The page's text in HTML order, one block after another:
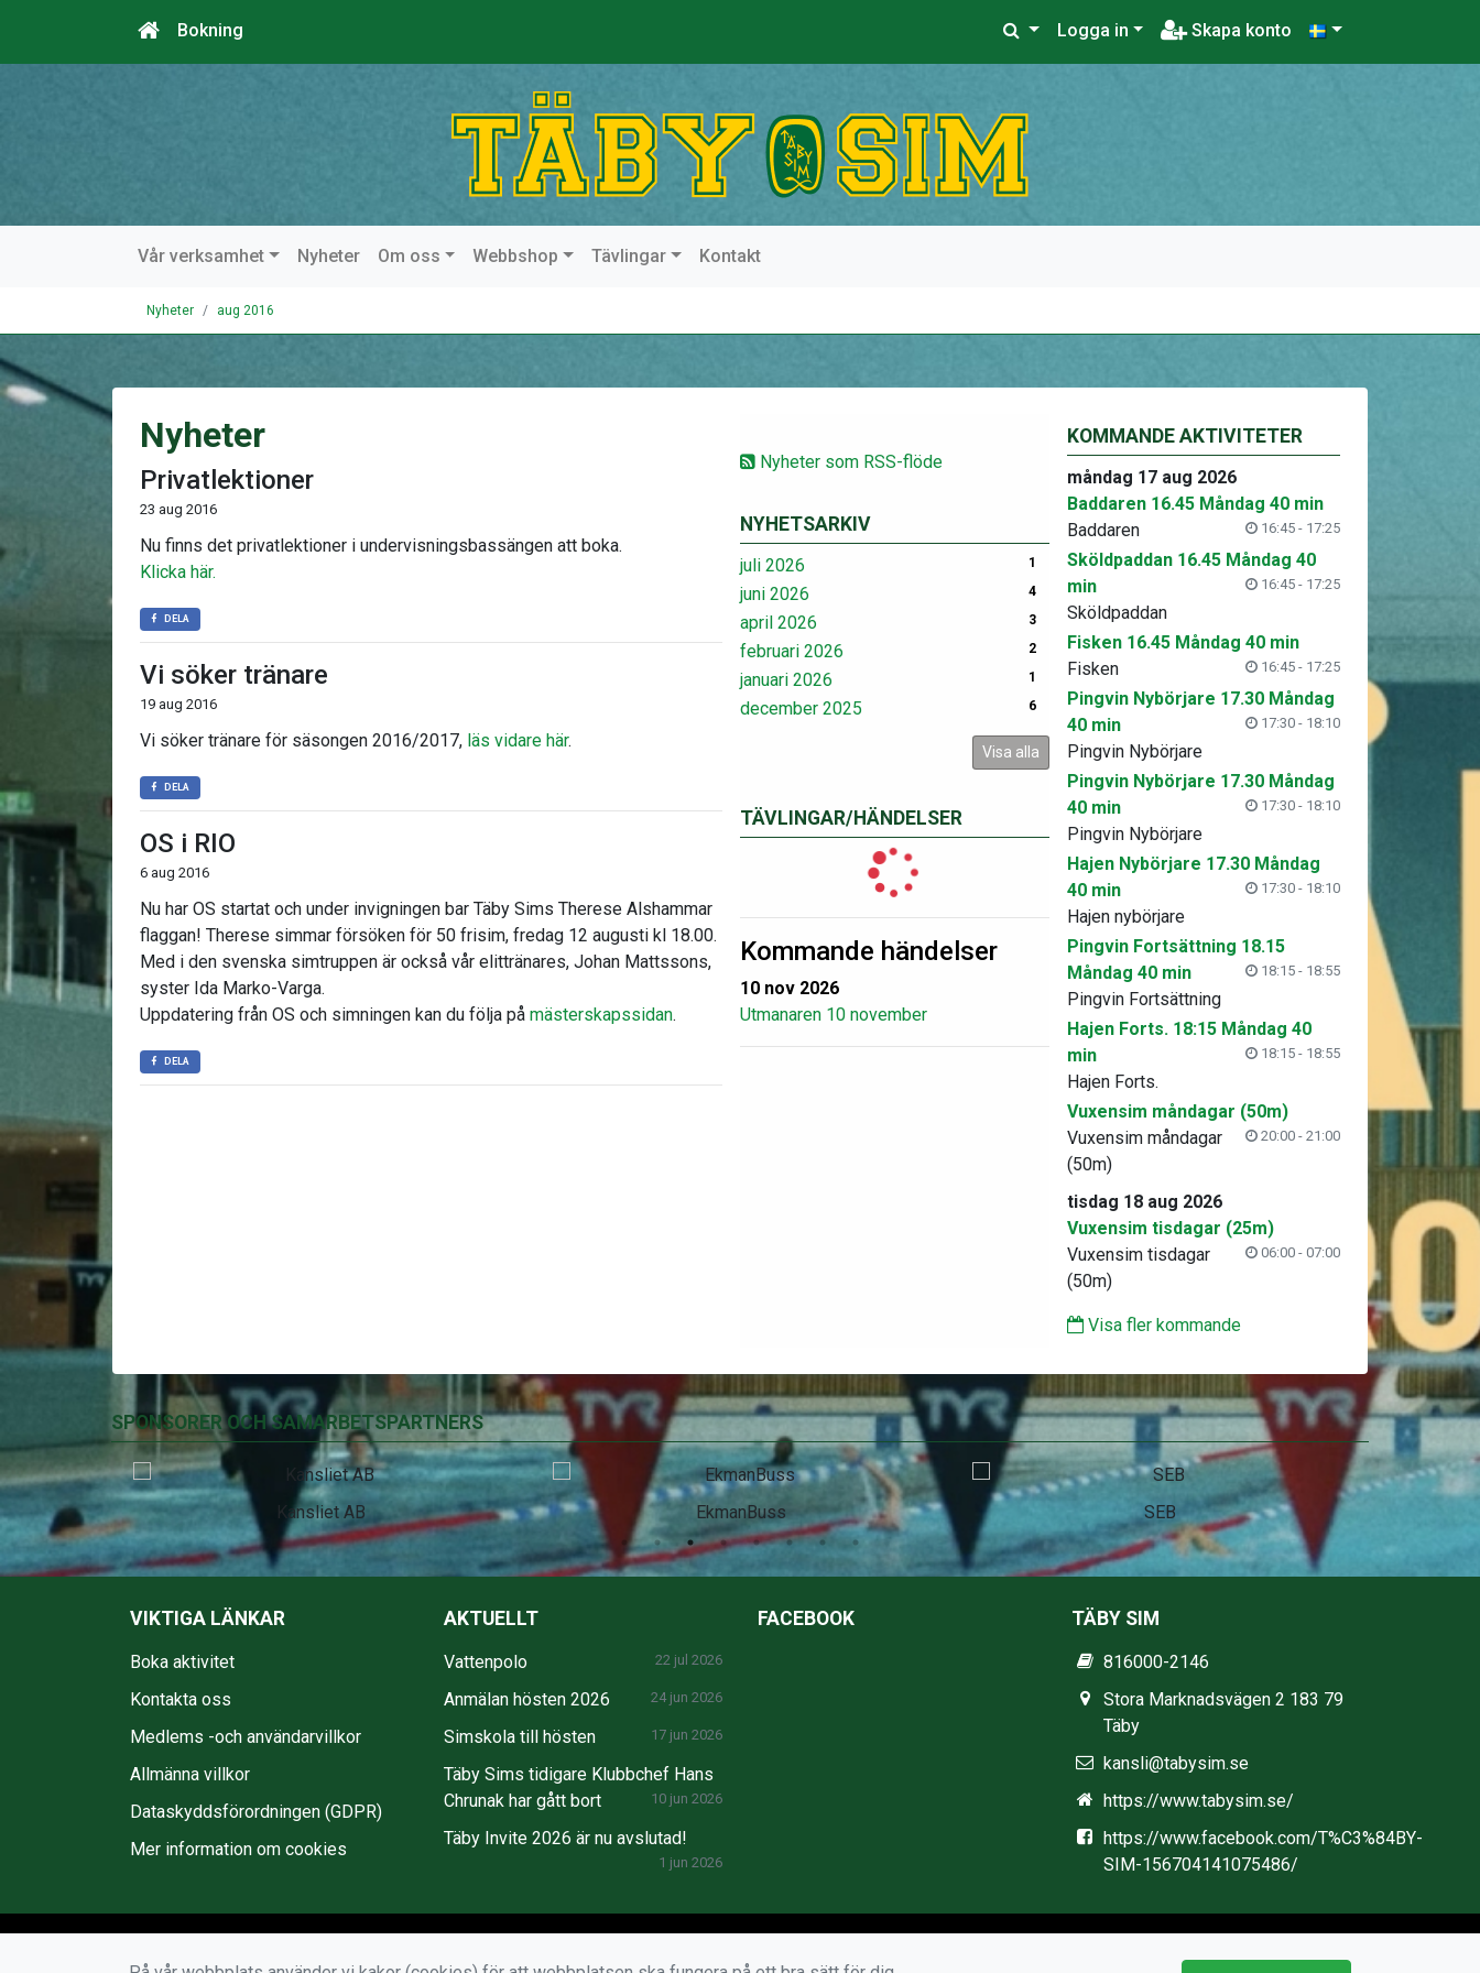
Bokning Logga in Skapa konto
Vår verksamhet Nyheter Om oss Webbshop Tävlingar Kontakt
Nyheter aug 2016
Nyheter som RSS-flöde
NYHETSARKIV
juli 2026 1
juni 2026 4
april 2026 3
februari 2026 2
januari 2026 1
december 2025 6
Visa alla
TÄVLINGAR/HÄNDELSER
Kommande händelser
10 nov 2026
Utmanaren 10 november
Nyheter
Privatlektioner
23 aug 2016
Nu finns det privatlektioner i undervisningsbassängen att boka.
Klicka här.
DELA
Vi söker tränare
19 aug 2016
Vi söker tränare för säsongen 2016/2017, läs vidare här.
DELA
OS i RIO
6 aug 2016
Nu har OS startat och under invigningen bar Täby Sims Therese Alshammar
flaggan! Therese simmar försöken för 50 frisim, fredag 12 augusti kl 18.00.
Med i den svenska simtruppen är också vår elittränares, Johan Mattssons,
syster Ida Marko-Varga.
Uppdatering från OS och simningen kan du följa på mästerskapssidan.
DELA
KOMMANDE AKTIVITETER
måndag 17 aug 2026
Baddaren 16.45 Måndag 40 min
16:45 - 17:25
Baddaren
Sköldpaddan 16.45 Måndag 40
min
16:45 - 17:25
Sköldpaddan
Fisken 16.45 Måndag 40 min
16:45 - 17:25
Fisken
Pingvin Nybörjare 17.30 Måndag
40 min
17:30 - 18:10
Pingvin Nybörjare
Pingvin Nybörjare 17.30 Måndag
40 min
17:30 - 18:10
Pingvin Nybörjare
Hajen Nybörjare 17.30 Måndag
40 min
17:30 - 18:10
Hajen nybörjare
Pingvin Fortsättning 18.15
Måndag 40 min
18:15 - 18:55
Pingvin Fortsättning
Hajen Forts. 18:15 Måndag 40
min
18:15 - 18:55
Hajen Forts.
Vuxensim måndagar (50m)
20:00 - 21:00
Vuxensim måndagar
(50m)
tisdag 18 aug 2026
Vuxensim tisdagar (25m)
06:00 - 07:00
Vuxensim tisdagar
(50m)
Visa fler kommande
SPONSORER OCH SAMARBETSPARTNERS
EkmanBuss SEB Stadium
VIKTIGA LÄNKAR
Boka aktivitet
Kontakta oss
Medlems -och användarvillkor
Allmänna villkor
Dataskyddsförordningen (GDPR)
Mer information om cookies
AKTUELLT
Vattenpolo 22 jul 2026
Anmälan hösten 2026 24 jun 2026
Simskola till hösten 17 jun 2026
Täby Sims tidigare Klubbchef Hans
Chrunak har gått bort
10 jun 2026
Täby Invite 2026 är nu avslutad!
1 jun 2026
FACEBOOK TÄBY SIM
816000-2146
Stora Marknadsvägen 2 183 79
Täby
kansli@tabysim.se
https://www.tabysim.se/
https://www.facebook.com/T%C3%84BY-
SIM-156704141075486/